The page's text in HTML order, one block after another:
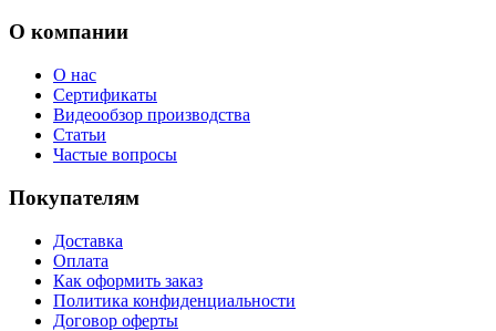
О компании
О нас
Сертификаты
Видеообзор производства
Статьи
Частые вопросы
Покупателям
Доставка
Оплата
Как оформить заказ
Политика конфиденциальности
Договор оферты